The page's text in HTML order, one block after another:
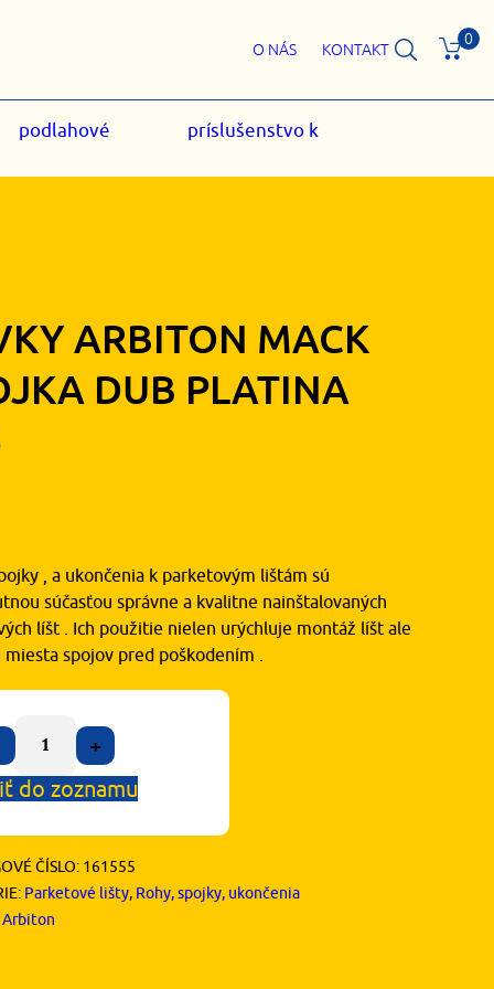
O NÁS KONTAKT
0
podlahové príslušenstvo k
ARBITON MACK
DUB PLATINA
, a ukončenia k parketovým lištám sú
súčasťou správne a kvalitne nainštalovaných
líšt . Ich použitie nielen urýchluje montáž líšt ale
miesta spojov pred poškodením .
+
do zoznamu
ČÍSLO: 161555
Parketové lišty, Rohy, spojky, ukončenia
Arbiton